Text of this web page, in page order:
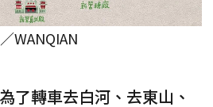
WANQIAN
了轉車去白河、去東山、